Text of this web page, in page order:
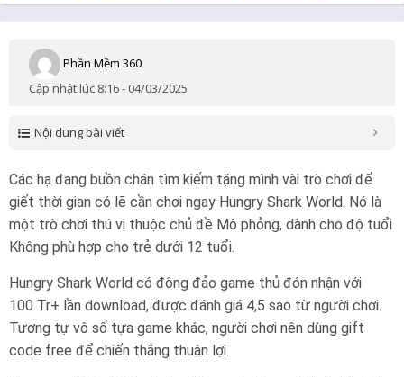
Phần Mềm 360
Cập nhật lúc 8:16 - 04/03/2025
Nội dung bài viết
Các hạ đang buồn chán tìm kiếm tặng mình vài trò chơi để
giết thời gian có lẽ cần chơi ngay Hungry Shark World. Nó là
một trò chơi thú vị thuộc chủ đề Mô phỏng, dành cho độ tuổi
Không phù hợp cho trẻ dưới 12 tuổi.
Hungry Shark World có đông đảo game thủ đón nhận với
100 Tr+ lần download, được đánh giá 4,5 sao từ người chơi.
Tương tự vô số tựa game khác, người chơi nên dùng gift
code free để chiến thắng thuận lợi.